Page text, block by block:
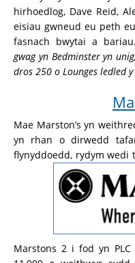
hirhoedlog, Dave Reid,
eisiau gwneud eu peth
fasnach bwytai a
gwag yn Bedminster yn
dros 250 o Lounges ledled y
Mae Marston’s yn
yn rhan o dirwedd
flynyddoedd, rydym wedi
Marstons 2 i fod yn